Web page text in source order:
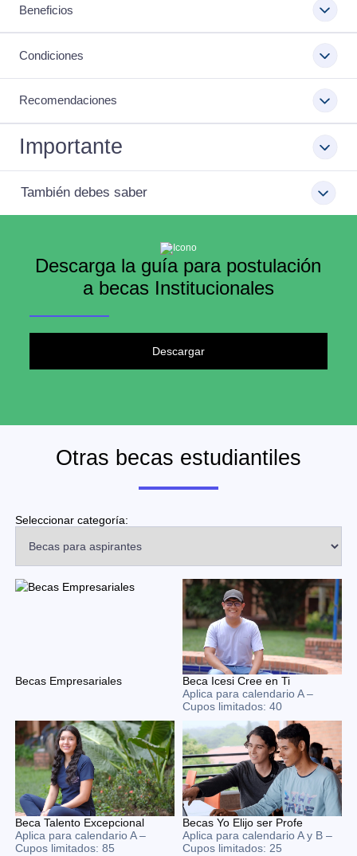
Beneficios
Condiciones
Recomendaciones
Importante
También debes saber
Descarga la guía para postulación
a becas Institucionales
Descargar
Otras becas estudiantiles
Seleccionar categoría:
Becas Empresariales
Beca Icesi Cree en Ti
Aplica para calendario A –
Cupos limitados: 40
Beca Talento Excepcional
Aplica para calendario A –
Cupos limitados: 85
Becas Yo Elijo ser Profe
Aplica para calendario A y B –
Cupos limitados: 25